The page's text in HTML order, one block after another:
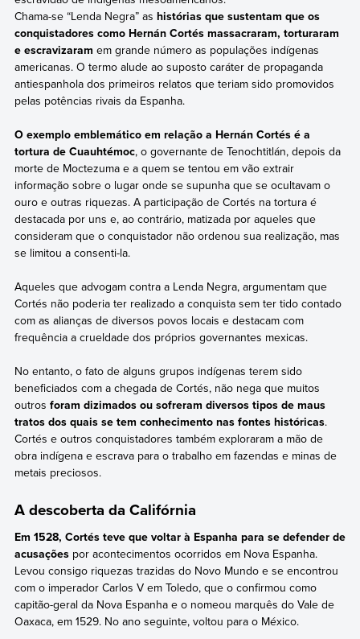
Chama-se “Lenda Negra” as histórias que sustentam que os
conquistadores como Hernán Cortés massacraram, torturaram
e escravizaram em grande número as populações indígenas
americanas. O termo alude ao suposto caráter de propaganda
antiespanhola dos primeiros relatos que teriam sido promovidos
pelas potências rivais da Espanha.
O exemplo emblemático em relação a Hernán Cortés é a
tortura de Cuauhtémoc, o governante de Tenochtitlán, depois da
morte de Moctezuma e a quem se tentou em vão extrair
informação sobre o lugar onde se supunha que se ocultavam o
ouro e outras riquezas. A participação de Cortés na tortura é
destacada por uns e, ao contrário, matizada por aqueles que
consideram que o conquistador não ordenou sua realização, mas
se limitou a consenti-la.
Aqueles que advogam contra a Lenda Negra, argumentam que
Cortés não poderia ter realizado a conquista sem ter tido contado
com as alianças de diversos povos locais e destacam com
frequência a crueldade dos próprios governantes mexicas.
No entanto, o fato de alguns grupos indígenas terem sido
beneficiados com a chegada de Cortés, não nega que muitos
outros foram dizimados ou sofreram diversos tipos de maus
tratos dos quais se tem conhecimento nas fontes históricas.
Cortés e outros conquistadores também exploraram a mão de
obra indígena e escrava para o trabalho em fazendas e minas de
metais preciosos.
A descoberta da Califórnia
Em 1528, Cortés teve que voltar à Espanha para se defender de
acusaçõespor acontecimentos ocorridos em Nova Espanha.
Levou consigo riquezas trazidas do Novo Mundo e se encontrou
com o imperador Carlos V em Toledo, que o confirmou como
capitão-geral da Nova Espanha e o nomeou marquês do Vale de
Oaxaca, em 1529. No ano seguinte, voltou para o México.